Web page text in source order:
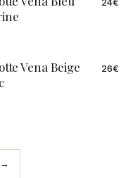
Vena Beige
26€
→